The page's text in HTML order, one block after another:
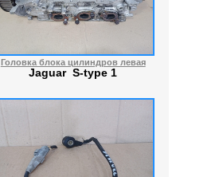
Головка блока цилиндров левая
Jaguar S-type 1